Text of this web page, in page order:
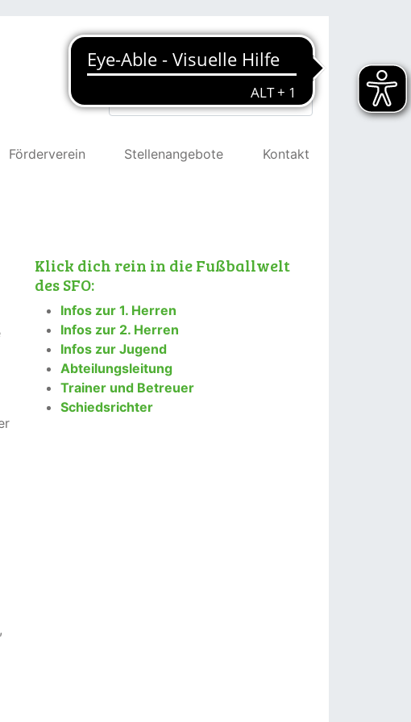
Suchen
Förderverein Stellenangebote Kontakt
Klick dich rein in die Fußballwelt
des SFO:
Infos zur 1. Herren
Infos zur 2. Herren
Infos zur Jugend
Abteilungsleitung
Trainer und Betreuer
Schiedsrichter